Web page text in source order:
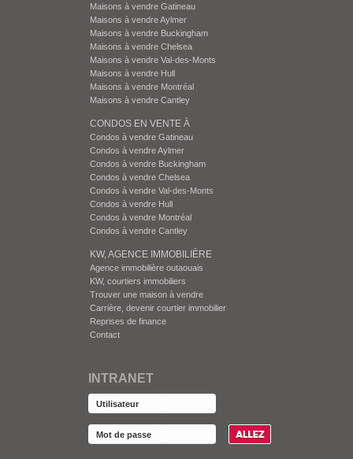
Maisons à vendre Gatineau
Maisons à vendre Aylmer
Maisons à vendre Buckingham
Maisons à vendre Chelsea
Maisons à vendre Val-des-Monts
Maisons à vendre Hull
Maisons à vendre Montréal
Maisons à vendre Cantley
CONDOS EN VENTE À
Condos à vendre Gatineau
Condos à vendre Aylmer
Condos à vendre Buckingham
Condos à vendre Chelsea
Condos à vendre Val-des-Monts
Condos à vendre Hull
Condos à vendre Montréal
Condos à vendre Cantley
KW, AGENCE IMMOBILIÈRE
Agence immobilière outaouais
KW, courtiers immobiliers
Trouver une maison à vendre
Carrière, devenir courtier immobilier
Reprises de finance
Contact
INTRANET